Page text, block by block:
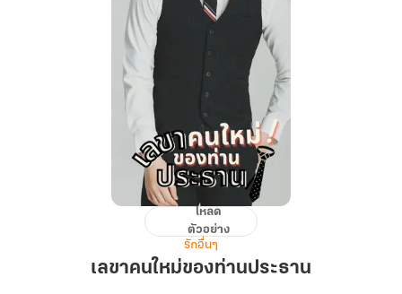
ใหม่
โหลด
ตัวอย่าง
รักอื่นๆ
เลขาคนใหม่ของท่านประธาน